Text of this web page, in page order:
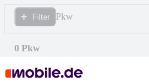
Filter Pkw
0 Pkw